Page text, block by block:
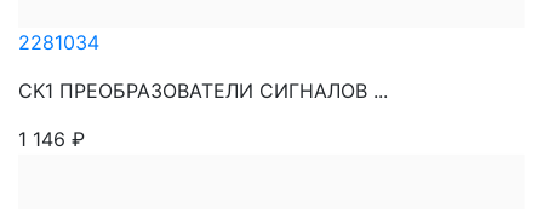
2281034
CK1 ПРЕОБРАЗОВАТЕЛИ СИГНАЛОВ ...
1 146 ₽